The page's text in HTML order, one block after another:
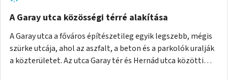
A Garay utca közösségi térré alakítása
A Garay utca a főváros építészetileg egyik legszebb, mégis
szürke utcája, ahol az aszfalt, a beton és a parkolók uralják
a közterületet. Az utca Garay tér és Hernád utca közötti